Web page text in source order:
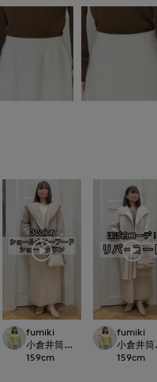
CLOSET
fumiki
小倉井筒屋SUPERIOR CLOSET
159cm
fumiki
小倉井筒
159cm